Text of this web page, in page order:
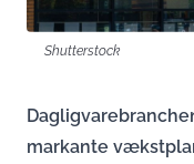
Shutterstock
markante